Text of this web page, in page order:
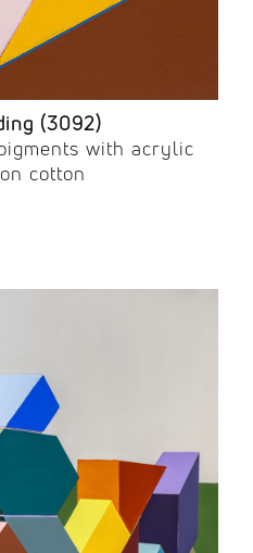
(3092)
with acrylic
cotton